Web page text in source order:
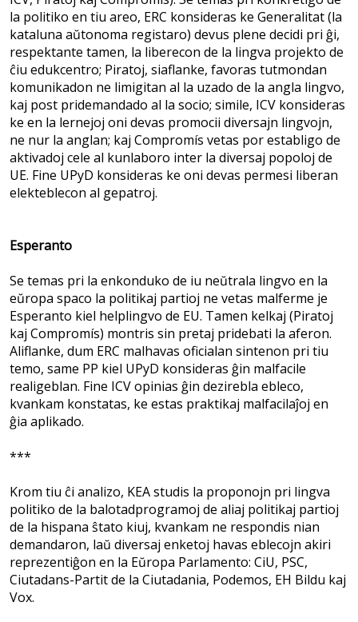
la politiko en tiu areo, ERC konsideras ke Generalitat (la
kataluna aŭtonoma registaro) devus plene decidi pri ĝi,
respektante tamen, la liberecon de la lingva projekto de
ĉiu edukcentro; Piratoj, siaflanke, favoras tutmondan
komunikadon ne limigitan al la uzado de la angla lingvo,
kaj post pridemandado al la socio; simile, ICV konsideras
ke en la lernejoj oni devas promocii diversajn lingvojn,
ne nur la anglan; kaj Compromís vetas por establigo de
aktivadoj cele al kunlaboro inter la diversaj popoloj de
UE. Fine UPyD konsideras ke oni devas permesi liberan
elekteblecon al gepatroj.
Esperanto
Se temas pri la enkonduko de iu neŭtrala lingvo en la
eŭropa spaco la politikaj partioj ne vetas malferme je
Esperanto kiel helplingvo de EU. Tamen kelkaj (Piratoj
kaj Compromís) montris sin pretaj pridebati la aferon.
Aliflanke, dum ERC malhavas oficialan sintenon pri tiu
temo, same PP kiel UPyD konsideras ĝin malfacile
realigeblan. Fine ICV opinias ĝin dezirebla ebleco,
kvankam konstatas, ke estas praktikaj malfacilaĵoj en
ĝia aplikado.
***
Krom tiu ĉi analizo, KEA studis la proponojn pri lingva
politiko de la balotadprogramoj de aliaj politikaj partioj
de la hispana ŝtato kiuj, kvankam ne respondis nian
demandaron, laŭ diversaj enketoj havas eblecojn akiri
reprezentiĝon en la Eŭropa Parlamento: CiU, PSC,
Ciutadans-Partit de la Ciutadania, Podemos, EH Bildu kaj
Vox.